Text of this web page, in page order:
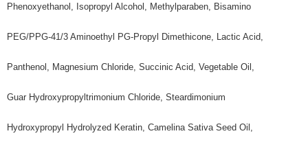
Phenoxyethanol, Isopropyl Alcohol, Methylparaben, Bisamino
PEG/PPG-41/3 Aminoethyl PG-Propyl Dimethicone, Lactic Acid,
Panthenol, Magnesium Chloride, Succinic Acid, Vegetable Oil,
Guar Hydroxypropyltrimonium Chloride, Steardimonium
Hydroxypropyl Hydrolyzed Keratin, Camelina Sativa Seed Oil,